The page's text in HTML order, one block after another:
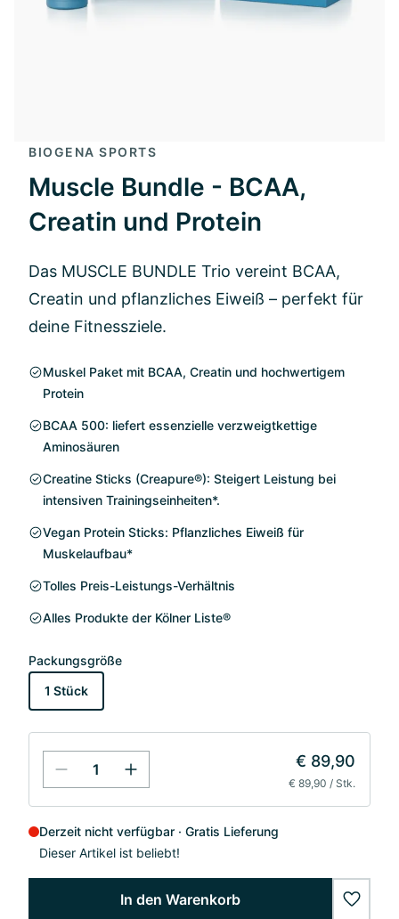
BIOGENA SPORTS
Muscle Bundle - BCAA,
Creatin und Protein
Das MUSCLE BUNDLE Trio vereint BCAA,
Creatin und pflanzliches Eiweiß – perfekt für
deine Fitnessziele.
Muskel Paket mit BCAA, Creatin und hochwertigem
Protein
BCAA 500: liefert essenzielle verzweigtkettige
Aminosäuren
Creatine Sticks (Creapure®): Steigert Leistung bei
intensiven Trainingseinheiten*.
Vegan Protein Sticks: Pflanzliches Eiweiß für
Muskelaufbau*
Tolles Preis-Leistungs-Verhältnis
Alles Produkte der Kölner Liste®
Packungsgröße
1 Stück
€ 89,90
€ 89,90 / Stk.
Derzeit nicht verfügbar
Gratis Lieferung
Dieser Artikel ist beliebt!
In den Warenkorb